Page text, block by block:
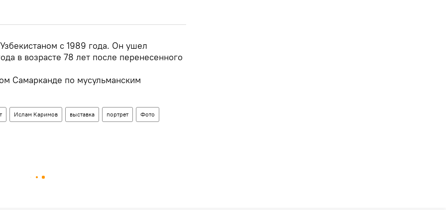
с 1989 года. Он ушел
в возрасте 78 лет после перенесенного
Самарканде по мусульманским
Ислам Каримов выставка портрет Фото